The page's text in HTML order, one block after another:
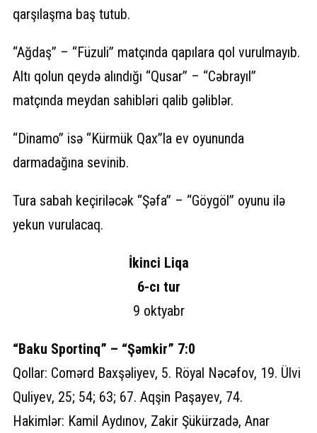
qarşılaşma baş tutub.
“Ağdaş” – “Füzuli” matçında qapılara qol vurulmayıb.
Altı qolun qeydə alındığı “Qusar” – “Cəbrayıl”
matçında meydan sahibləri qalib gəliblər.
“Dinamo” isə “Kürmük Qax”la ev oyununda
darmadağına sevinib.
Tura sabah keçiriləcək “Şəfa” – “Göygöl” oyunu ilə
yekun vurulacaq.
İkinci Liqa
6-cı tur
9 oktyabr
“Baku Sportinq” – “Şəmkir” 7:0
Qollar: Comərd Baxşəliyev, 5. Röyal Nəcəfov, 19. Ülvi
Quliyev, 25; 54; 63; 67. Aqşin Paşayev, 74.
Hakimlər: Kamil Aydınov, Zakir Şükürzadə, Anar